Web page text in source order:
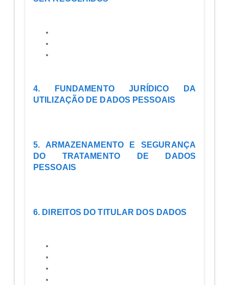
4. FUNDAMENTO JURÍDICO DA
UTILIZAÇÃO DE DADOS PESSOAIS
5. ARMAZENAMENTO E SEGURANÇA
DO TRATAMENTO DE DADOS
PESSOAIS
6. DIREITOS DO TITULAR DOS DADOS